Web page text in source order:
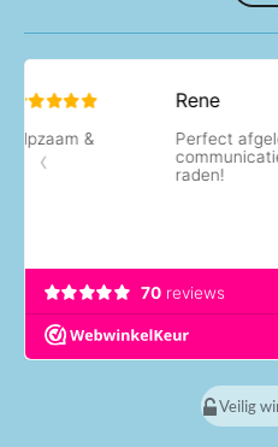
Veilig